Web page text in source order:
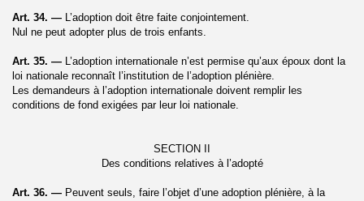
Art. 34. — L’adoption doit être faite conjointement.
Nul ne peut adopter plus de trois enfants.
Art. 35. — L’adoption internationale n’est permise qu’aux époux dont la
loi nationale reconnaît l’institution de l’adoption plénière.
Les demandeurs à l’adoption internationale doivent remplir les
conditions de fond exigées par leur loi nationale.
SECTION II
Des conditions relatives à l’adopté
Art. 36. — Peuvent seuls, faire l’objet d’une adoption plénière, à la